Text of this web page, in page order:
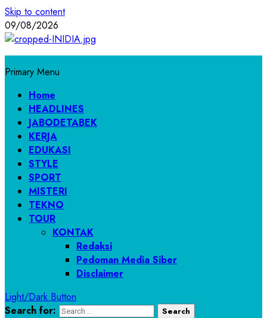
Skip to content
09/08/2026
Primary Menu
Home
HEADLINES
JABODETABEK
KERJA
EDUKASI
STYLE
SPORT
MISTERI
TEKNO
TOUR
KONTAK
Redaksi
Pedoman Media Siber
Disclaimer
Light/Dark Button
Search for: